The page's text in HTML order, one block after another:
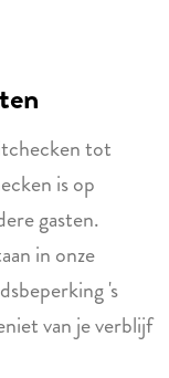
tot
is op
gasten.
in onze
's
van je verblijf